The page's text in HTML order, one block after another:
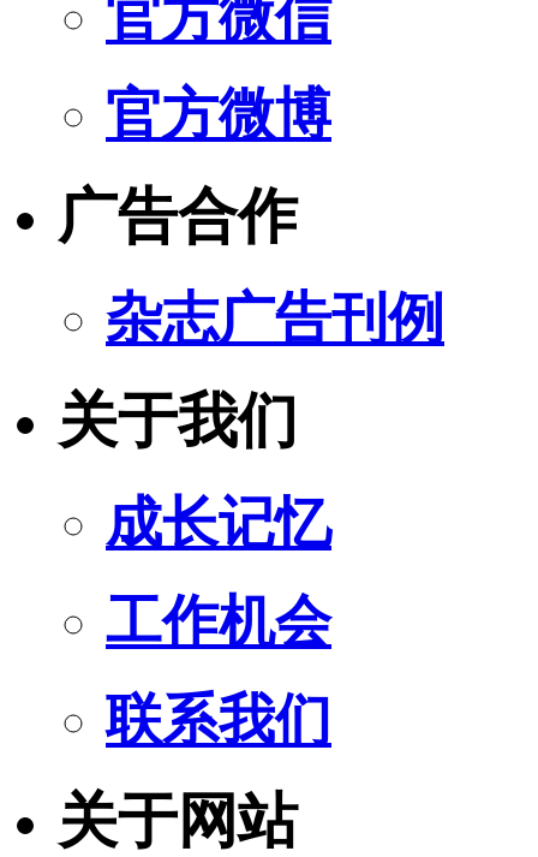
官方微信
官方微博
广告合作
杂志广告刊例
关于我们
成长记忆
工作机会
联系我们
关于网站